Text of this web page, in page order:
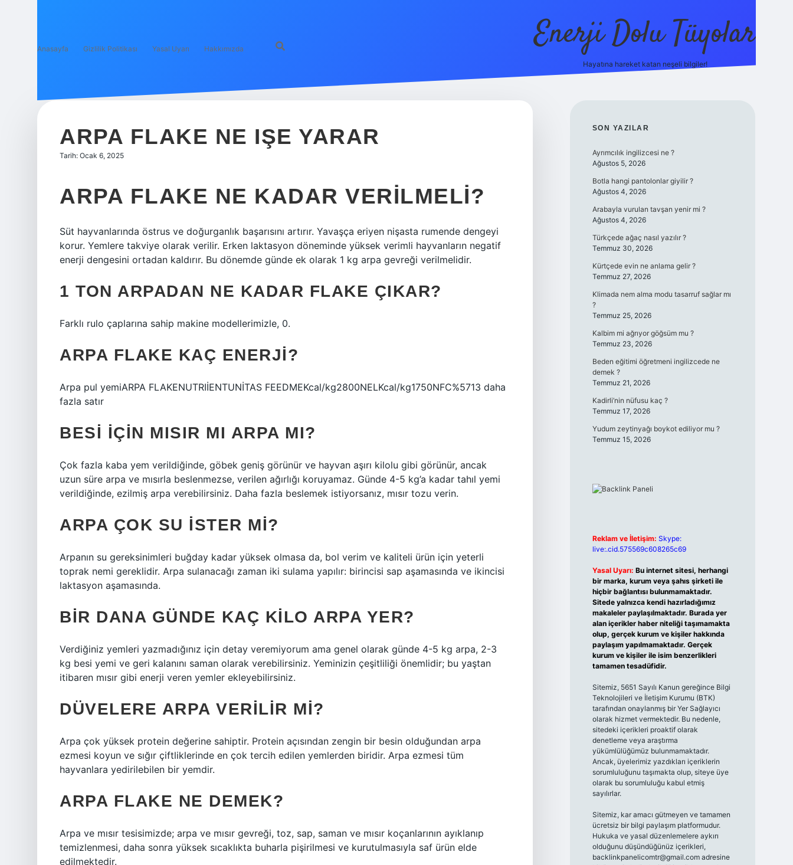
Anasayfa Gizlilik Politikası Yasal Uyarı Hakkımızda Enerji Dolu Tüyolar
Hayatına hareket katan neşeli bilgiler!
ARPA FLAKE NE IŞE YARAR
Tarih: Ocak 6, 2025
ARPA FLAKE NE KADAR VERILMELI?
Süt hayvanlarında östrus ve doğurganlık başarısını artırır. Yavaşça eriyen nişasta rumende dengeyi
korur. Yemlere takviye olarak verilir. Erken laktasyon döneminde yüksek verimli hayvanların negatif
enerji dengesini ortadan kaldırır. Bu dönemde günde ek olarak 1 kg arpa gevreği verilmelidir.
1 TON ARPADAN NE KADAR FLAKE ÇIKAR?
Farklı rulo çaplarına sahip makine modellerimizle, 0.
ARPA FLAKE KAÇ ENERJI?
Arpa pul yemiARPA FLAKENUTRIİENTUNİTAS FEEDMEKcal/kg2800NELKcal/kg1750NFC%5713 daha
fazla satır
BESI IÇIN MISIR MI ARPA MI?
Çok fazla kaba yem verildiğinde, göbek geniş görünür ve hayvan aşırı kilolu gibi görünür, ancak
uzun süre arpa ve mısırla beslenmezse, verilen ağırlığı koruyamaz. Günde 4-5 kg’a kadar tahıl yemi
verildiğinde, ezilmiş arpa verebilirsiniz. Daha fazla beslemek istiyorsanız, mısır tozu verin.
ARPA ÇOK SU ISTER MI?
Arpanın su gereksinimleri buğday kadar yüksek olmasa da, bol verim ve kaliteli ürün için yeterli
toprak nemi gereklidir. Arpa sulanacağı zaman iki sulama yapılır: birincisi sap aşamasında ve ikincisi
laktasyon aşamasında.
BIR DANA GÜNDE KAÇ KILO ARPA YER?
Verdiğiniz yemleri yazmadığınız için detay veremiyorum ama genel olarak günde 4-5 kg ​​arpa, 2-3
kg besi yemi ve geri kalanını saman olarak verebilirsiniz. Yeminizin çeşitliliği önemlidir; bu yaştan
itibaren mısır gibi enerji veren yemler ekleyebilirsiniz.
DÜVELERE ARPA VERILIR MI?
Arpa çok yüksek protein değerine sahiptir. Protein açısından zengin bir besin olduğundan arpa
ezmesi koyun ve sığır çiftliklerinde en çok tercih edilen yemlerden biridir. Arpa ezmesi tüm
hayvanlara yedirilebilen bir yemdir.
ARPA FLAKE NE DEMEK?
Arpa ve mısır tesisimizde; arpa ve mısır gevreği, toz, sap, saman ve mısır koçanlarının ayıklanıp
temizlenmesi, daha sonra yüksek sıcaklıkta buharla pişirilmesi ve kurutulmasıyla saf ürün elde
edilmektedir.
SIDEBAR
SON YAZILAR
Ayrımcılık ingilizcesi ne ?
Ağustos 5, 2026
Botla hangi pantolonlar giyilir ?
Ağustos 4, 2026
Arabayla vurulan tavşan yenir mi ?
Ağustos 4, 2026
Türkçede ağaç nasıl yazılır ?
Temmuz 30, 2026
Kürtçede evin ne anlama gelir ?
Temmuz 27, 2026
Klimada nem alma modu tasarruf sağlar mı
?
Temmuz 25, 2026
Kalbim mi ağrıyor göğsüm mu ?
Temmuz 23, 2026
Beden eğitimi öğretmeni ingilizcede ne
demek ?
Temmuz 21, 2026
Kadirli’nin nüfusu kaç ?
Temmuz 17, 2026
Yudum zeytinyağı boykot ediliyor mu ?
Temmuz 15, 2026
Reklam ve İletişim: Skype:
live:.cid.575569c608265c69
Yasal Uyarı: Bu internet sitesi, herhangi
bir marka, kurum veya şahıs şirketi ile
hiçbir bağlantısı bulunmamaktadır.
Sitede yalnızca kendi hazırladığımız
makaleler paylaşılmaktadır. Burada yer
alan içerikler haber niteliği taşımamakta
olup, gerçek kurum ve kişiler hakkında
paylaşım yapılmamaktadır. Gerçek
kurum ve kişiler ile isim benzerlikleri
tamamen tesadüfidir.
Sitemiz, 5651 Sayılı Kanun gereğince Bilgi
Teknolojileri ve İletişim Kurumu (BTK)
tarafından onaylanmış bir Yer Sağlayıcı
olarak hizmet vermektedir. Bu nedenle,
sitedeki içerikleri proaktif olarak
denetleme veya araştırma
yükümlülüğümüz bulunmamaktadır.
Ancak, üyelerimiz yazdıkları içeriklerin
sorumluluğunu taşımakta olup, siteye üye
olarak bu sorumluluğu kabul etmiş
sayılırlar.
Sitemiz, kar amacı gütmeyen ve tamamen
ücretsiz bir bilgi paylaşım platformudur.
Hukuka ve yasal düzenlemelere aykırı
olduğunu düşündüğünüz içerikleri,
backlinkpanelicomtr@gmail.comadresine